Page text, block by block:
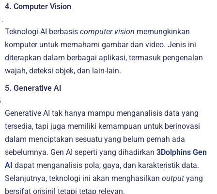
4. Computer Vision
Teknologi AI berbasis computer vision memungkinkan
komputer untuk memahami gambar dan video. Jenis ini
diterapkan dalam berbagai aplikasi, termasuk pengenalan
wajah, deteksi objek, dan lain-lain.
5. Generative AI
Generative AI tak hanya mampu menganalisis data yang
tersedia, tapi juga memiliki kemampuan untuk berinovasi
dalam menciptakan sesuatu yang belum pernah ada
sebelumnya. Gen AI seperti yang dihadirkan 3Dolphins Gen
AI dapat menganalisis pola, gaya, dan karakteristik data.
Selanjutnya, teknologi ini akan menghasilkan output yang
bersifat orisinil tetapi tetap relevan.